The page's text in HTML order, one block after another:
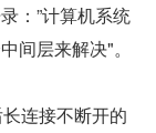
：”计算机系统
间层来解决"。
连接不断开的